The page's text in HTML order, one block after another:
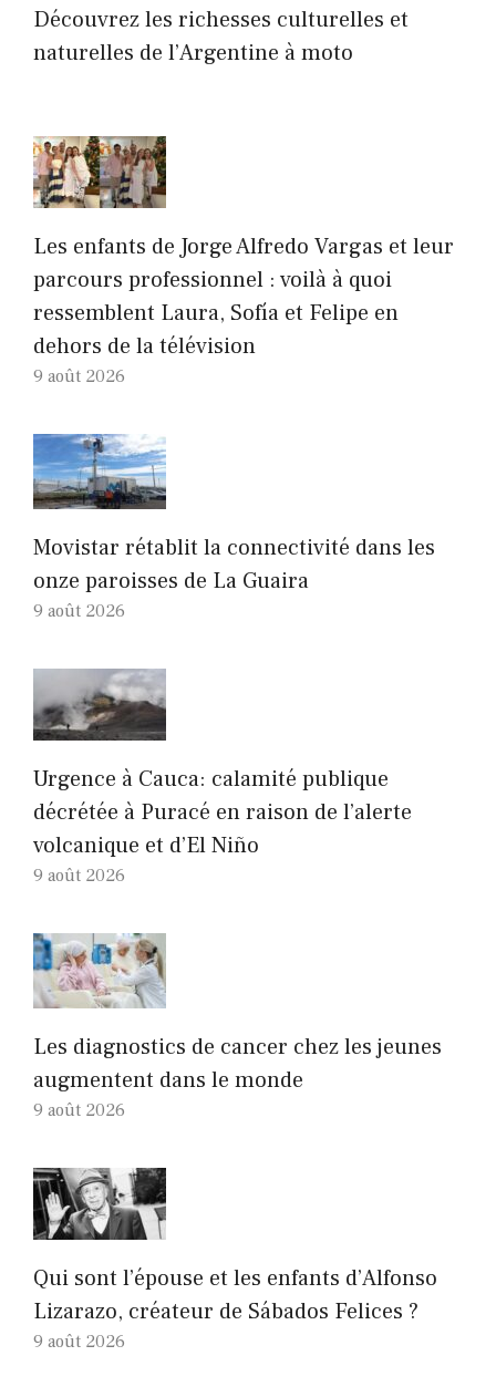
Découvrez les richesses culturelles et
naturelles de l’Argentine à moto
Les enfants de Jorge Alfredo Vargas et leur
parcours professionnel : voilà à quoi
ressemblent Laura, Sofía et Felipe en
dehors de la télévision
9 août 2026
Movistar rétablit la connectivité dans les
onze paroisses de La Guaira
9 août 2026
Urgence à Cauca: calamité publique
décrétée à Puracé en raison de l’alerte
volcanique et d’El Niño
9 août 2026
Les diagnostics de cancer chez les jeunes
augmentent dans le monde
9 août 2026
Qui sont l’épouse et les enfants d’Alfonso
Lizarazo, créateur de Sábados Felices ?
9 août 2026